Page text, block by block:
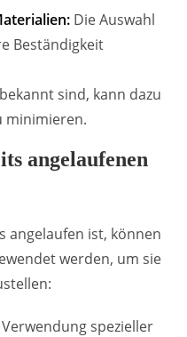
Die Auswahl
Beständigkeit
sind, kann dazu
minimieren.
angelaufenen
angelaufen ist, können
werden, um sie
spezieller